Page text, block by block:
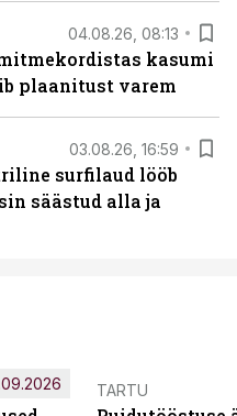
04.08.26, 08:13
kasumi
plaanitust varem
03.08.26, 16:59
surfilaud lööb
säästud alla ja
TARTU